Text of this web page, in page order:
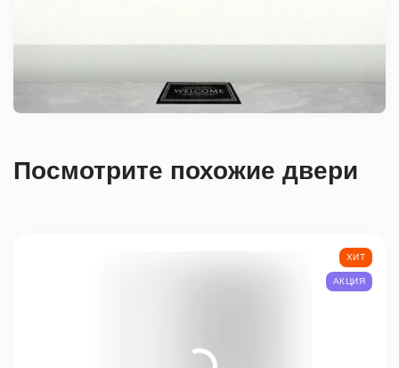
Посмотрите похожие двери
ХИТ
АКЦИЯ